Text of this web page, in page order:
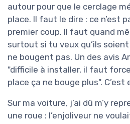
autour pour que le cerclage
place. Il faut le dire : ce n’est
premier coup. Il faut quand
surtout si tu veux qu’ils
ne bougent pas. Un des avis
"difficile à installer, il faut
place ça ne bouge plus".
Sur ma voiture, j’ai dû m’y
une roue : l’enjoliveur ne